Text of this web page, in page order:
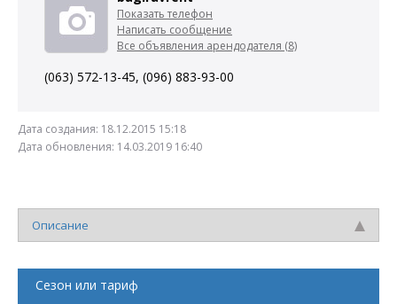
Показать телефон
Написать сообщение
Все объявления арендодателя (8)
(063) 572-13-45, (096) 883-93-00
Дата создания: 18.12.2015 15:18
Дата обновления: 14.03.2019 16:40
Описание
Сезон или тариф